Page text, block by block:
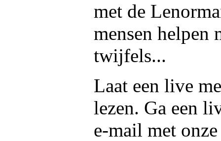
met de
mensen helpen
twijfels...
Laat een live
lezen. Ga een
e-mail met